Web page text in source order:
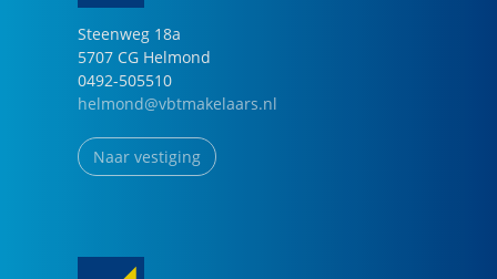
Steenweg 18a
5707 CG Helmond
0492-505510
helmond@vbtmakelaars.nl
Naar vestiging